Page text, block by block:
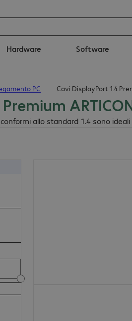
Hardware Software
PC Cavi DisplayPort 1.4
allo standard 1.4 sono